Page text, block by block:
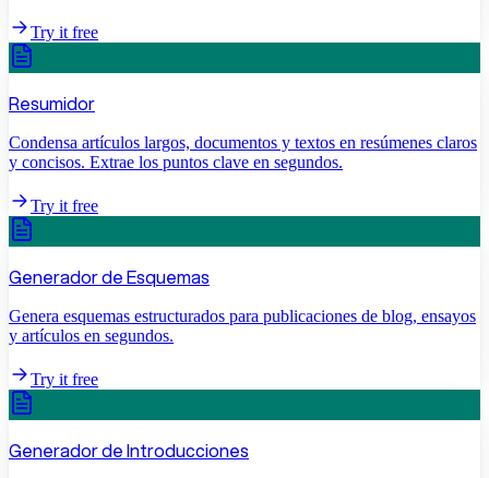
Try it free
Resumidor
Condensa artículos largos, documentos y textos en resúmenes claros
y concisos. Extrae los puntos clave en segundos.
Try it free
Generador de Esquemas
Genera esquemas estructurados para publicaciones de blog, ensayos
y artículos en segundos.
Try it free
Generador de Introducciones